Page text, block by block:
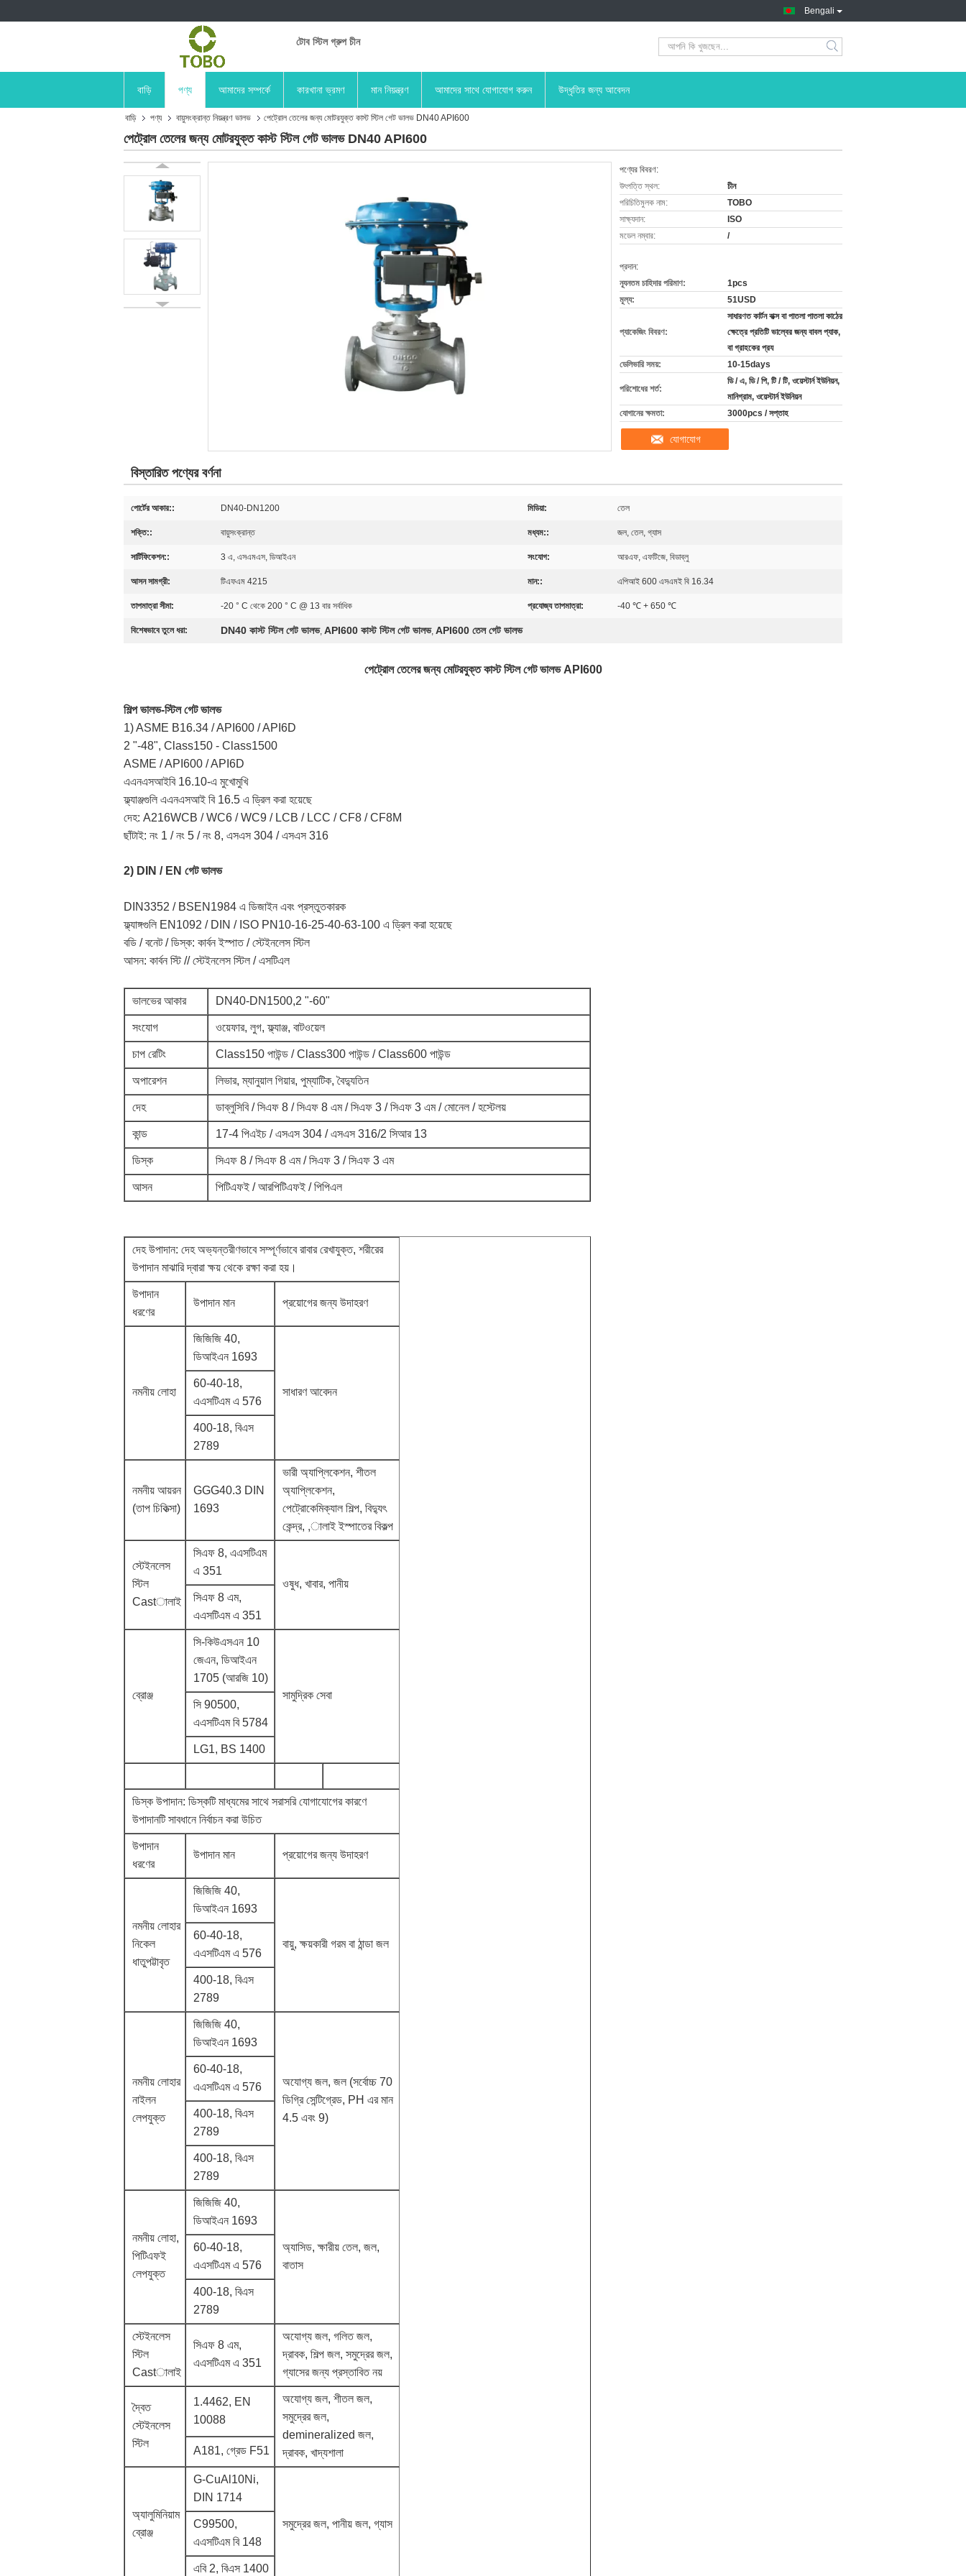
Bengali
টোব স্টিল গ্রুপ চীন
বাড়ি পণ্য আমাদের সম্পর্কে কারখানা ভ্রমণ মান নিয়ন্ত্রণ আমাদের সাথে যোগাযোগ করুন উদ্ধৃতির জন্য আবেদন
বাড়ি পণ্য বায়ুসংক্রান্ত নিয়ন্ত্রণ ভালভ পেট্রোল তেলের জন্য মোটরযুক্ত কাস্ট স্টিল গেট ভালভ DN40 API600
পেট্রোল তেলের জন্য মোটরযুক্ত কাস্ট স্টিল গেট ভালভ DN40 API600
পণ্যের বিবরণ:
উৎপত্তি স্থল:
চীন
পরিচিতিমুলক নাম:
TOBO
সাক্ষ্যদান:
ISO
মডেল নম্বার:
/
প্রদান:
ন্যূনতম চাহিদার পরিমাণ:
1pcs
মূল্য:
51USD
প্যাকেজিং বিবরণ:
সাধারণত কার্টন বাক্স বা পাতলা পাতলা কাঠের
ক্ষেত্রে প্রতিটি ভাল্বের জন্য বাবল প্যাক,
বা গ্রাহকের প্রয
ডেলিভারি সময়:
10-15days
পরিশোধের শর্ত:
ডি / এ, ডি / পি, টি / টি, ওয়েস্টার্ন ইউনিয়ন,
মানিগ্রাম, ওয়েস্টার্ন ইউনিয়ন
যোগানের ক্ষমতা:
3000pcs / সপ্তাহ
যোগাযোগ
বিস্তারিত পণ্যের বর্ণনা
পোর্টের আকার:: DN40-DN1200 মিডিয়া: তেল
শক্তি:: বায়ুসংক্রান্ত মধ্যম:: জল, তেল, গ্যাস
সার্টিফিকেশন:: 3 এ, এসএমএস, ডিআইএন সংযোগ: আরএফ, এফটিজে, বিডাব্লু
আসন সামগ্রী: টিএফএম 4215 মান:: এপিআই 600 এসএমই বি 16.34
তাপমাত্রা সীমা: -20 ° C থেকে 200 ° C @ 13 বার সর্বাধিক প্রযোজ্য তাপমাত্রা: -40 ℃ + 650 ℃
বিশেষভাবে তুলে ধরা: DN40 কাস্ট স্টিল গেট ভালভ, API600 কাস্ট স্টিল গেট ভালভ, API600 তেল গেট ভালভ
পেট্রোল তেলের জন্য মোটরযুক্ত কাস্ট স্টিল গেট ভালভ API600
শিল্প ভালভ-স্টিল গেট ভালভ
1) ASME B16.34 / API600 / API6D
2 "-48", Class150 - Class1500
ASME / API600 / API6D
এএনএসআইবি 16.10-এ মুখোমুখি
ফ্ল্যাঞ্জগুলি এএনএসআই বি 16.5 এ ড্রিল করা হয়েছে
দেহ: A216WCB / WC6 / WC9 / LCB / LCC / CF8 / CF8M
ছাঁটাই: নং 1 / নং 5 / নং 8, এসএস 304 / এসএস 316
2) DIN / EN গেট ভালভ
DIN3352 / BSEN1984 এ ডিজাইন এবং প্রস্তুতকারক
ফ্ল্যাঙ্গগুলি EN1092 / DIN / ISO PN10-16-25-40-63-100 এ ড্রিল করা হয়েছে
বডি / বনেট / ডিস্ক: কার্বন ইস্পাত / স্টেইনলেস স্টিল
আসন: কার্বন স্টি // স্টেইনলেস স্টিল / এসটিএল
ভালভের আকার DN40-DN1500,2 "-60"
সংযোগ ওয়েফার, লুগ, ফ্ল্যাঞ্জ, বাটওয়েল
চাপ রেটিং Class150 পাউন্ড / Class300 পাউন্ড / Class600 পাউন্ড
অপারেশন লিভার, ম্যানুয়াল গিয়ার, পুম্যাটিক, বৈদ্যুতিন
দেহ ডাব্লুসিবি / সিএফ 8 / সিএফ 8 এম / সিএফ 3 / সিএফ 3 এম / মোনেল / হস্টেলয়
কান্ড 17-4 পিএইচ / এসএস 304 / এসএস 316/2 সিআর 13
ডিস্ক সিএফ 8 / সিএফ 8 এম / সিএফ 3 / সিএফ 3 এম
আসন পিটিএফই / আরপিটিএফই / পিপিএল
দেহ উপাদান: দেহ অভ্যন্তরীণভাবে সম্পূর্ণভাবে রাবার রেখাযুক্ত, শরীরের
উপাদান মাঝারি দ্বারা ক্ষয় থেকে রক্ষা করা হয়।
উপাদান
ধরণের
উপাদান মান প্রয়োগের জন্য উদাহরণ
নমনীয় লোহা
জিজিজি 40,
ডিআইএন 1693
সাধারণ আবেদন
60-40-18,
এএসটিএম এ 576
400-18, বিএস
2789
নমনীয় আয়রন
(তাপ চিকিত্সা)
GGG40.3 DIN
1693
ভারী অ্যাপ্লিকেশন, শীতল
অ্যাপ্লিকেশন,
পেট্রোকেমিক্যাল শিল্প, বিদ্যুৎ
কেন্দ্র, ,ালাই ইস্পাতের বিকল্প
স্টেইনলেস
স্টিল
Castালাই
সিএফ 8, এএসটিএম
এ 351
ওষুধ, খাবার, পানীয়
সিএফ 8 এম,
এএসটিএম এ 351
ব্রোঞ্জ
সি-কিউএসএন 10
জেএন, ডিআইএন
1705 (আরজি 10)
সামুদ্রিক সেবা
সি 90500,
এএসটিএম বি 5784
LG1, BS 1400
ডিস্ক উপাদান: ডিস্কটি মাধ্যমের সাথে সরাসরি যোগাযোগের কারণে
উপাদানটি সাবধানে নির্বাচন করা উচিত
উপাদান
ধরণের
উপাদান মান প্রয়োগের জন্য উদাহরণ
নমনীয় লোহার
নিকেল
ধাতুপট্টাবৃত
জিজিজি 40,
ডিআইএন 1693
বায়ু, ক্ষয়কারী গরম বা ঠান্ডা জল
60-40-18,
এএসটিএম এ 576
400-18, বিএস
2789
নমনীয় লোহার
নাইলন
লেপযুক্ত
জিজিজি 40,
ডিআইএন 1693
অযোগ্য জল, জল (সর্বোচ্চ 70
ডিগ্রি সেন্টিগ্রেড, PH এর মান
4.5 এবং 9)
60-40-18,
এএসটিএম এ 576
400-18, বিএস
2789
400-18, বিএস
2789
নমনীয় লোহা,
পিটিএফই
লেপযুক্ত
জিজিজি 40,
ডিআইএন 1693
অ্যাসিড, ক্ষারীয় তেল, জল,
বাতাস
60-40-18,
এএসটিএম এ 576
400-18, বিএস
2789
স্টেইনলেস
স্টিল
Castালাই
সিএফ 8 এম,
এএসটিএম এ 351
অযোগ্য জল, গলিত জল,
দ্রাবক, শিল্প জল, সমুদ্রের জল,
গ্যাসের জন্য প্রস্তাবিত নয়
দ্বৈত
স্টেইনলেস
স্টিল
1.4462, EN
10088
অযোগ্য জল, শীতল জল,
সমুদ্রের জল,
demineralized জল,
দ্রাবক, খাদ্যশালা
A181, গ্রেড F51
অ্যালুমিনিয়াম
ব্রোঞ্জ
G-CuAl10Ni,
DIN 1714
সমুদ্রের জল, পানীয় জল, গ্যাস
C99500,
এএসটিএম বি 148
এবি 2, বিএস 1400